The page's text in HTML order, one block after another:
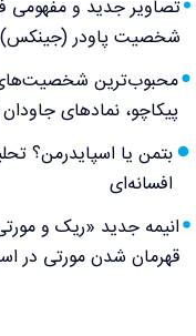
شخصیت پاودر (جینکس) در
محبوب‌ترین شخصیت‌های
پیکاچو، نمادهای جاودان
بتمن یا اسپایدرمن؟
افسانه‌ای
انیمه جدید «ریک و
قهرمان شدن مورتی در